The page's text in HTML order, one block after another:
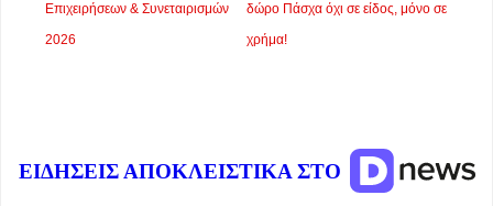
Επιχειρήσεων & Συνεταιρισμών
2026
δώρο Πάσχα όχι σε είδος, μόνο σε
χρήμα!
ΕΙΔΗΣΕΙΣ ΑΠΟΚΛΕΙΣΤΙΚΑ ΣΤΟ